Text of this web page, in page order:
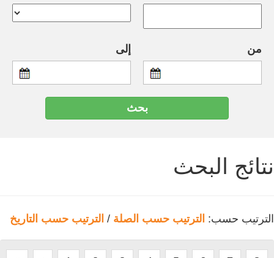
من إلى
نتائج البحث
الترتيب حسب: الترتيب حسب الصلة / الترتيب حسب التاريخ